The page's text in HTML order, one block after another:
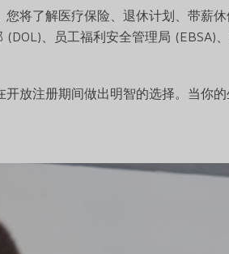
将了解医疗保险、退休计划、带薪
、员工福利安全管理局
放注册期间做出明智的选择。当你